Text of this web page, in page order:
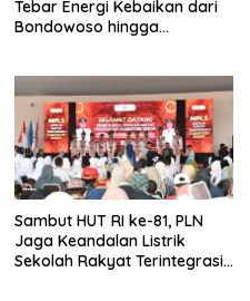
Tebar Energi Kebaikan dari
Bondowoso hingga
Sambut HUT RI ke-81, PLN
Jaga Keandalan Listrik
Sekolah Rakyat Terintegrasi 1